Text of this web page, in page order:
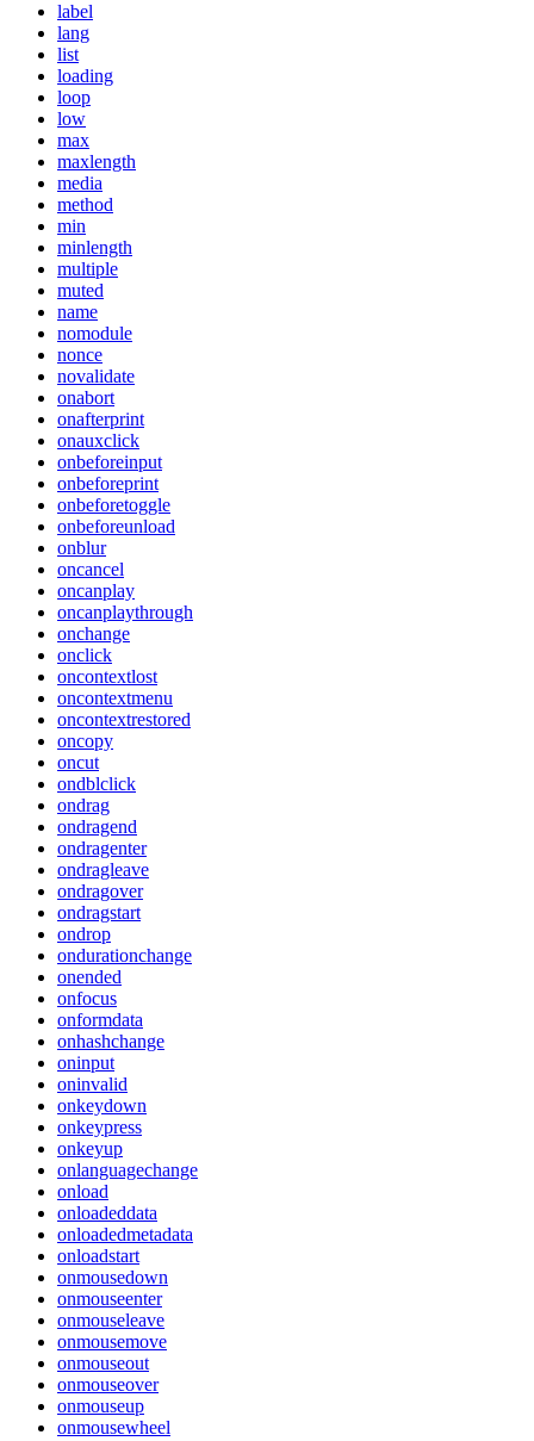
label
lang
list
loading
loop
low
max
maxlength
media
method
min
minlength
multiple
muted
name
nomodule
nonce
novalidate
onabort
onafterprint
onauxclick
onbeforeinput
onbeforeprint
onbeforetoggle
onbeforeunload
onblur
oncancel
oncanplay
oncanplaythrough
onchange
onclick
oncontextlost
oncontextmenu
oncontextrestored
oncopy
oncut
ondblclick
ondrag
ondragend
ondragenter
ondragleave
ondragover
ondragstart
ondrop
ondurationchange
onended
onfocus
onformdata
onhashchange
oninput
oninvalid
onkeydown
onkeypress
onkeyup
onlanguagechange
onload
onloadeddata
onloadedmetadata
onloadstart
onmousedown
onmouseenter
onmouseleave
onmousemove
onmouseout
onmouseover
onmouseup
onmousewheel